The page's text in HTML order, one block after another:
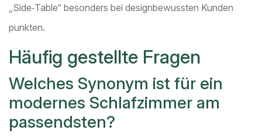
„Side‑Table“ besonders bei designbewussten Kunden
punkten.
Häufig gestellte Fragen
Welches Synonym ist für ein
modernes Schlafzimmer am
passendsten?